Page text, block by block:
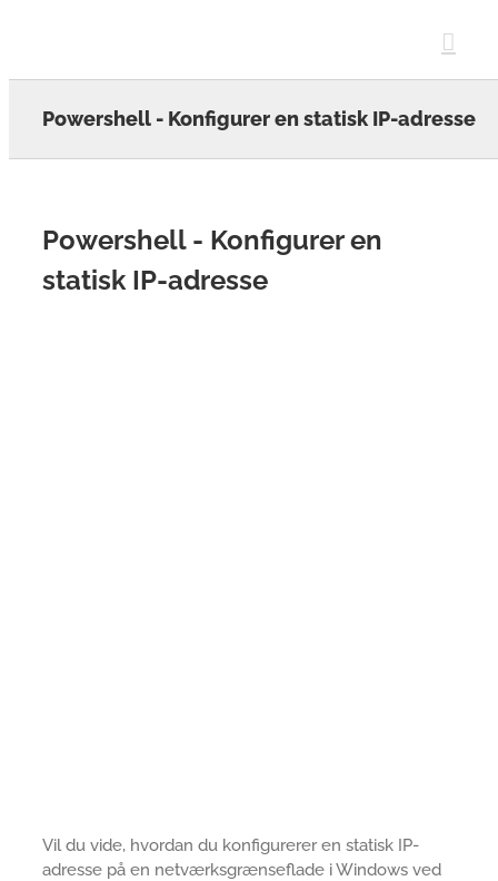
Powershell - Konfigurer en statisk IP-adresse
Powershell - Konfigurer en
statisk IP-adresse
Vil du vide, hvordan du konfigurerer en statisk IP-
adresse på en netværksgrænseflade i Windows ved